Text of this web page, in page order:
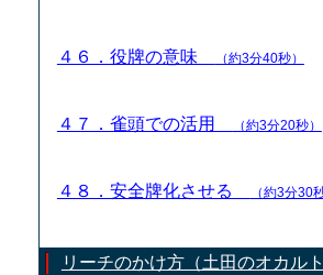
４６．役牌の意味 （約3分40秒）
４７．雀頭での活用 （約3分20秒）
４８．安全牌化させる （約3分30秒
リーチのかけ方（土田のオカルト